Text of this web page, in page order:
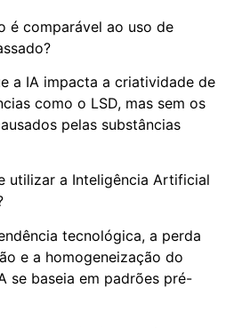
é comparável ao uso de
a IA impacta a criatividade de
como o LSD, mas sem os
pelas substâncias
utilizar a Inteligência Artificial
tecnológica, a perda
e a homogeneização do
se baseia em padrões pré-